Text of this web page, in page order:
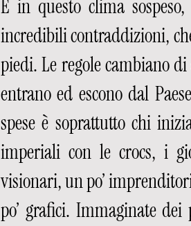
È in questo clima
incredibili contraddizioni,
piedi. Le regole cambiano
entrano ed escono dal
spese è soprattutto chi
imperiali con le crocs, i
visionari, un po’
po’ grafici. Immaginate